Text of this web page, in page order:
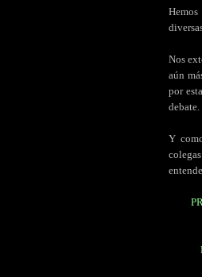
Nos
aún
por
Y